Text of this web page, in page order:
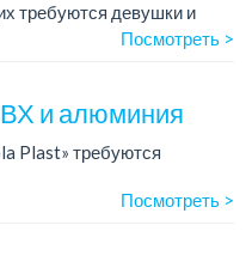
требуются девушки и
перекупы.
Посмотреть >
и алюминия
Plast» требуются
Посмотреть >